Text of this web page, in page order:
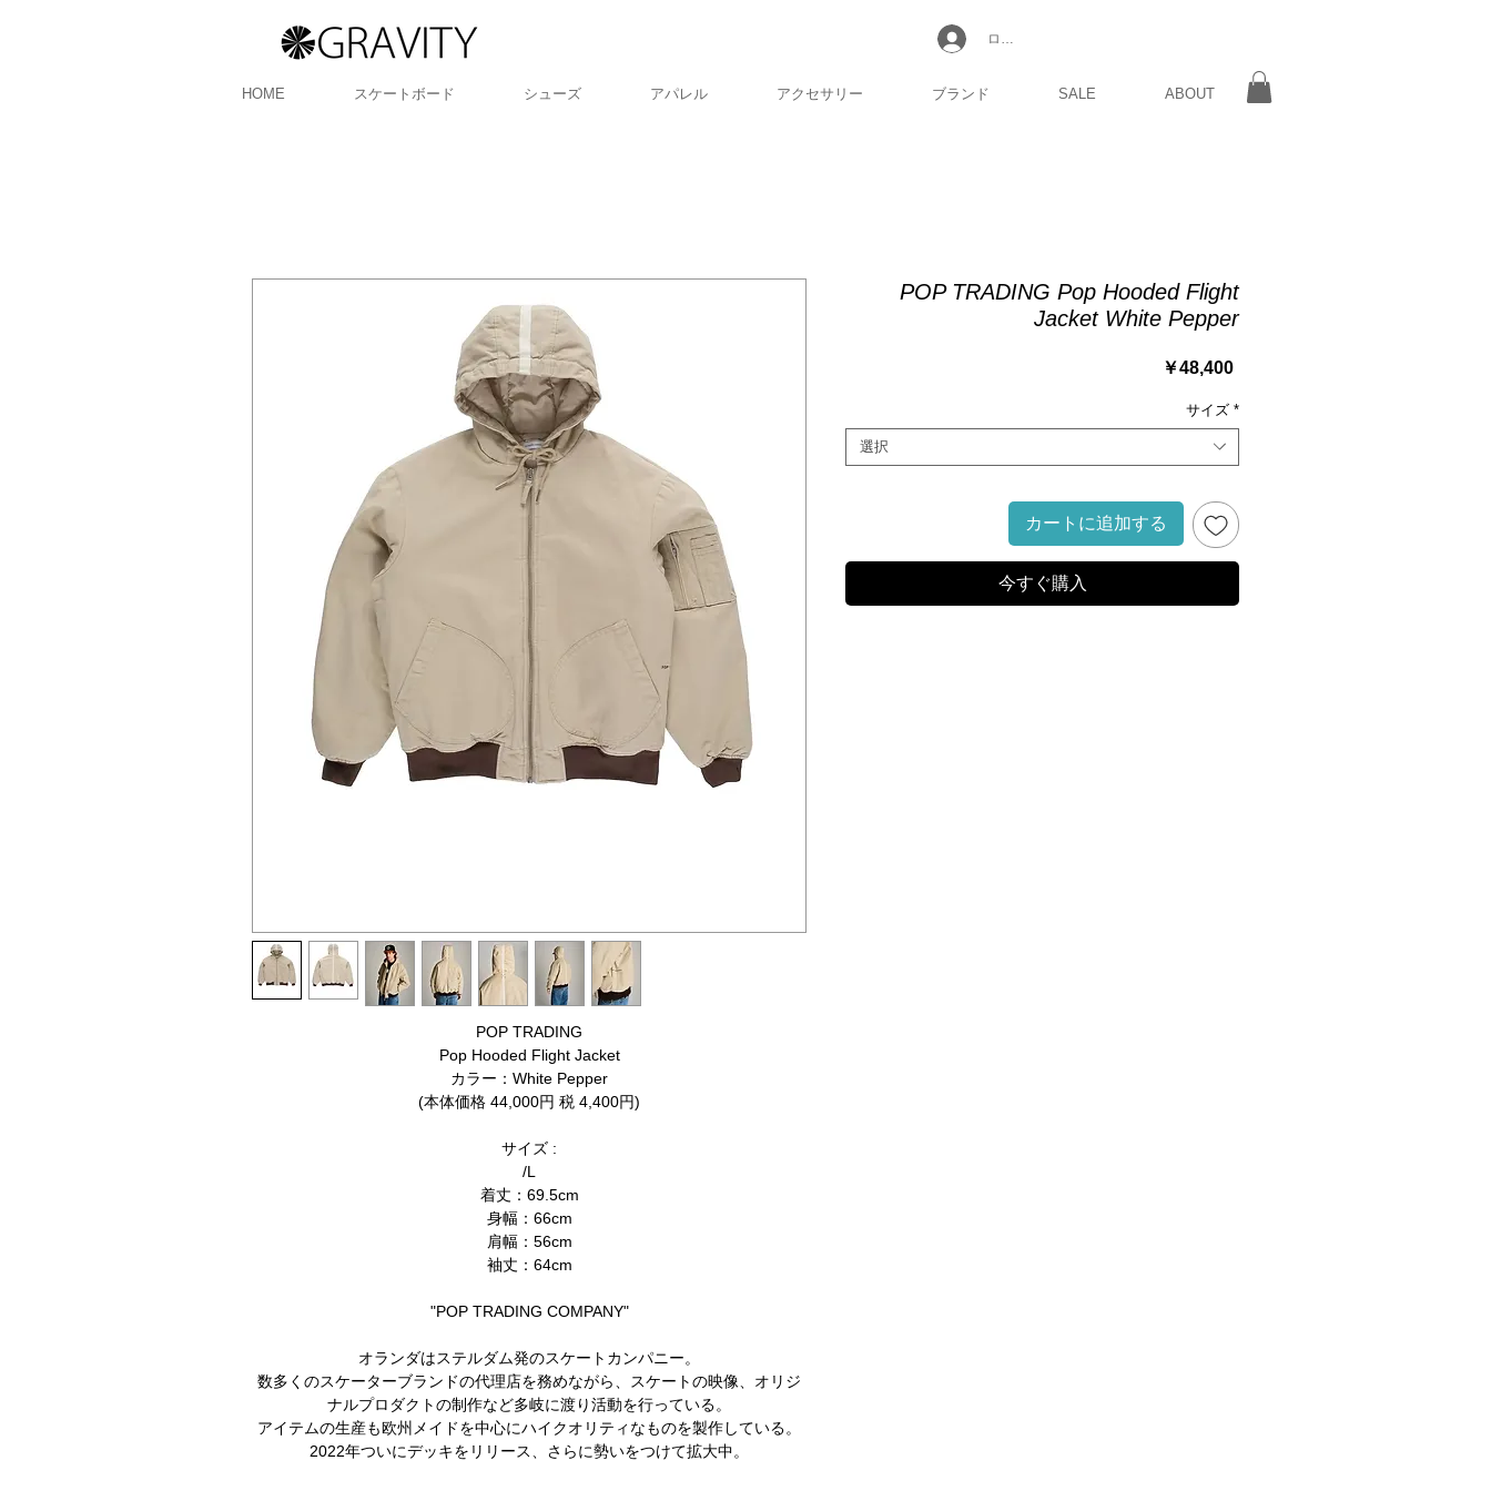
HOME スケートボード シューズ アパレル アクセサリー ブランド SALE ABOUT
ログイン
POP TRADING
Pop Hooded Flight Jacket
カラー：White Pepper
(本体価格 44,000円 税 4,400円)
サイズ :
/L
着丈：69.5cm
身幅：66cm
肩幅：56cm
袖丈：64cm
​"POP TRADING COMPANY"
オランダはステルダム発のスケートカンパニー。
数多くのスケーターブランドの代理店を務めながら、スケートの映像、オリジ
ナルプロダクトの制作など多岐に渡り活動を行っている。
アイテムの生産も欧州メイドを中心にハイクオリティなものを製作している。
2022年ついにデッキをリリース、さらに勢いをつけて拡大中​。
POP TRADING Pop Hooded Flight
Jacket White Pepper
￥48,400価
サイズ *
選択
カートに追加する
今すぐ購入